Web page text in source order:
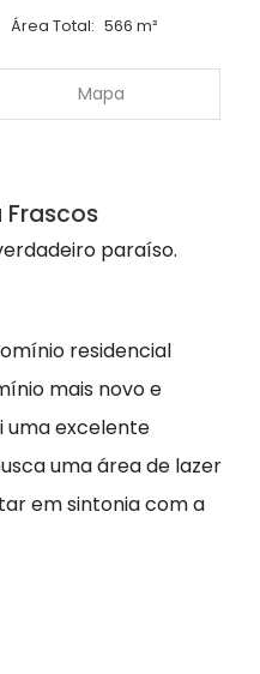
Área Total: 566 m²
Mapa
Frascos
paraíso.
residencial
mais novo e
uma excelente
uma área de lazer
em sintonia com a